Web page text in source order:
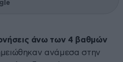
άνω των 4 βαθμών
ανάμεσα στην